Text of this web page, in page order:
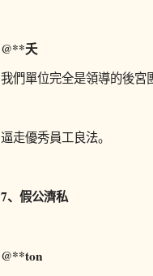
@**夭
我們單位完全是領導的後宮
逼走優秀員工良法。
7、假公濟私
@**ton